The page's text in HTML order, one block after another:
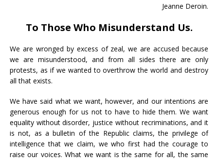
Jeanne Deroin.
To Those Who Misunderstand Us.
We are wronged by excess of zeal, we are accused because
we are misunderstood, and from all sides there are only
protests, as if we wanted to overthrow the world and destroy
all that exists.
We have said what we want, however, and our intentions are
generous enough for us not to have to hide them. We want
equality without disorder, justice without recriminations, and it
is not, as a bulletin of the Republic claims, the privilege of
intelligence that we claim, we who first had the courage to
raise our voices. What we want is the same for all, the same